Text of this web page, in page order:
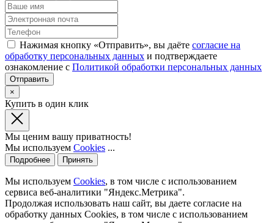
Нажимая кнопку «Отправить», вы даёте согласие на
обработку персональных данных и подтверждаете
ознакомление с Политикой обработки персональных данных
×
Купить в один клик
Мы ценим вашу приватность!
Мы используем Cookies ...
Подробнее Принять
Мы используем Cookies, в том числе с использованием
сервиса веб-аналитики "Яндекс.Метрика".
Продолжая использовать наш сайт, вы даете согласие на
обработку данных Cookies, в том числе с использованием